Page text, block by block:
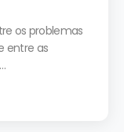
os problemas
entre as